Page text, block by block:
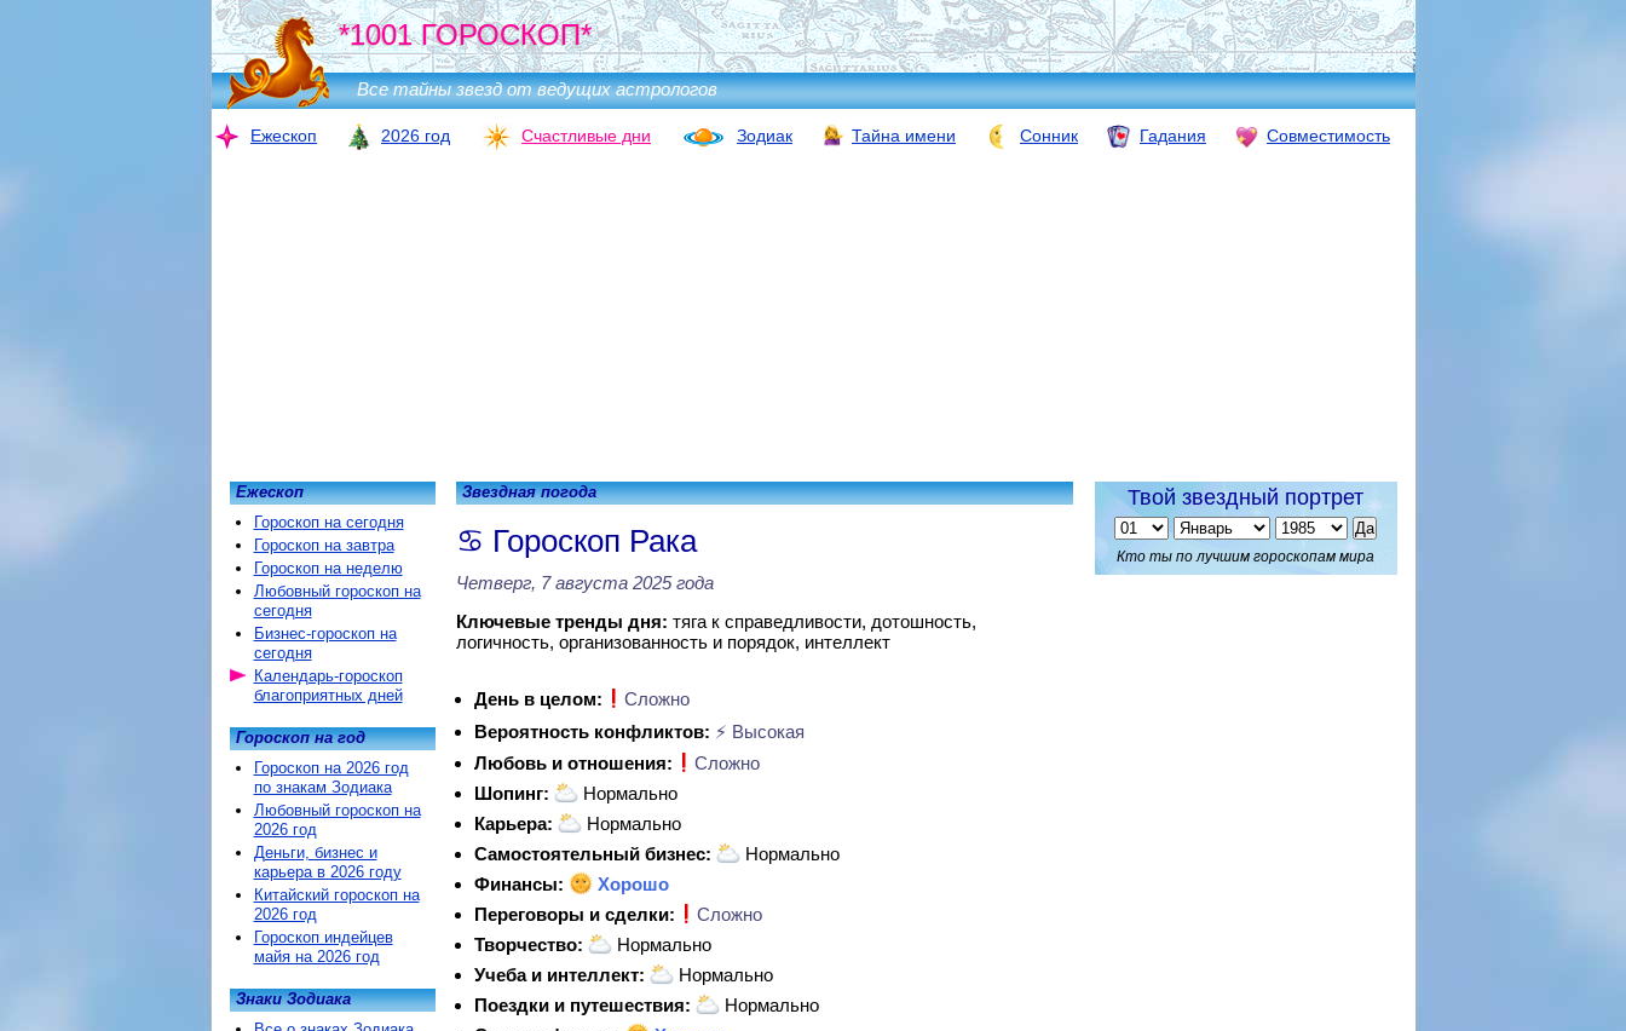
*1001 ГОРОСКОП*
Все тайны звезд от ведущих астрологов
Ежескоп 2026 год Счастливые дни Зодиак Тайна имени Сонник Гадания Совместимость
Звездная погода
Гороскоп Рака
Четверг, 7 августа 2025 года
Ключевые тренды дня: тяга к справедливости, дотошность,
логичность, организованность и порядок, интеллект
День в целом:
Сложно
Вероятность конфликтов: ⚡ Высокая
Любовь и отношения:
Сложно
Шопинг:
Нормально
Карьера:
Нормально
Самостоятельный бизнес:
Нормально
Финансы:
Хорошо
Переговоры и сделки:
Сложно
Творчество:
Нормально
Учеба и интеллект:
Нормально
Поездки и путешествия:
Нормально
Ежескоп
Гороскоп на сегодня
Гороскоп на завтра
Гороскоп на неделю
Любовный гороскоп на
сегодня
Бизнес-гороскоп на
сегодня
Календарь-гороскоп
благоприятных дней
Гороскоп на год
Гороскоп на 2026 год
по знакам Зодиака
Любовный гороскоп на
2026 год
Деньги, бизнес и
карьера в 2026 году
Китайский гороскоп на
2026 год
Гороскоп индейцев
майя на 2026 год
Знаки Зодиака
Твой звездный портрет
Кто ты по лучшим гороскопам мира